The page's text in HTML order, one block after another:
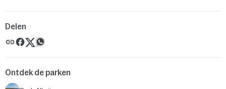
Ontdek de parken
Delen